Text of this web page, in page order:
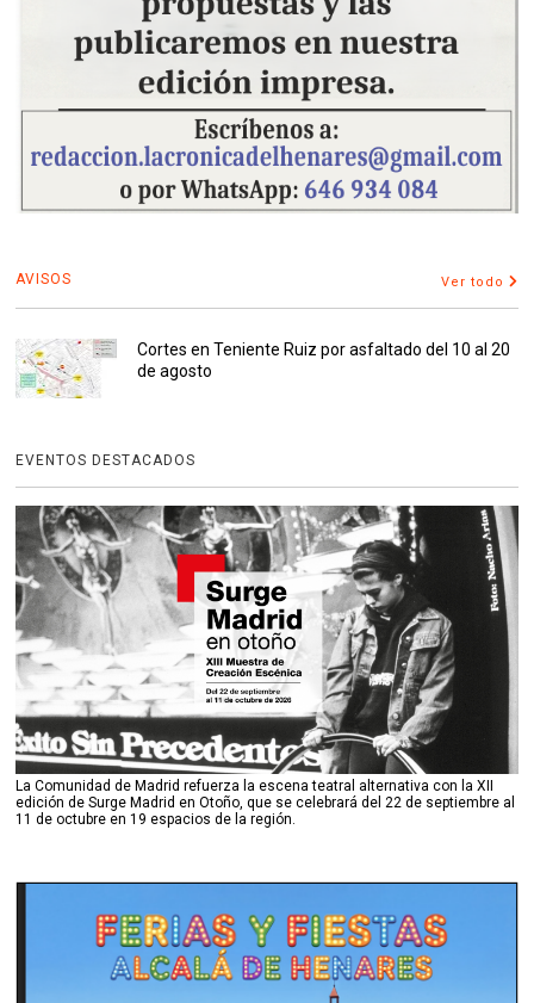
AVISOS Ver todo
Cortes en Teniente Ruiz por asfaltado del 10 al 20
de agosto
EVENTOS DESTACADOS
La Comunidad de Madrid refuerza la escena teatral alternativa con la XII
edición de Surge Madrid en Otoño, que se celebrará del 22 de septiembre al
11 de octubre en 19 espacios de la región.